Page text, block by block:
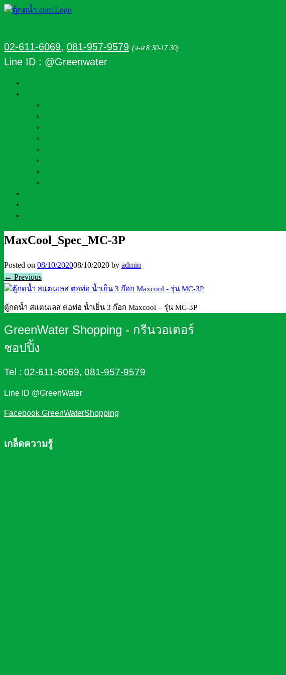
02-611-6069, 081-957-9579 (จ-ศ 8:30-17:30)
Line ID : @Greenwater
MaxCool_Spec_MC-3P
Posted on 08/10/202008/10/2020 by admin
← Previous
ตู้กดน้ำ สแตนเลส ต่อท่อ น้ำเย็น 3 ก๊อก Maxcool – รุ่น MC-3P
GreenWater Shopping - กรีนวอเตอร์
ชอปปิ้ง
Tel : 02-611-6069, 081-957-9579
Line ID @GreenWater
Facebook GreenWaterShopping
เกล็ดความรู้